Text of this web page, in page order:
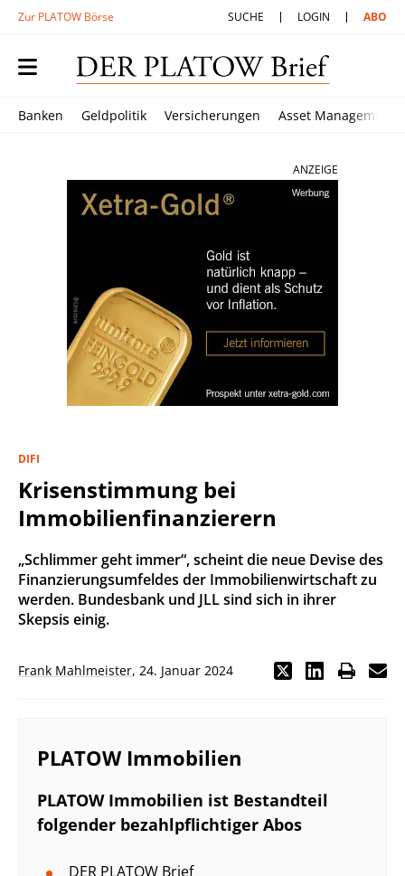
Zur PLATOW Börse SUCHE LOGIN ABO
Banken Geldpolitik Versicherungen Asset Management
ANZEIGE
DIFI
Krisenstimmung bei
Immobilienfinanzierern
„Schlimmer geht immer“, scheint die neue Devise des
Finanzierungsumfeldes der Immobilienwirtschaft zu
werden. Bundesbank und JLL sind sich in ihrer
Skepsis einig.
Frank Mahlmeister, 24. Januar 2024
PLATOW Immobilien
PLATOW Immobilien ist Bestandteil
folgender bezahlpflichtiger Abos
DER PLATOW Brief